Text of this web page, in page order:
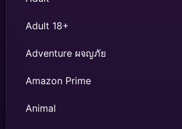
Adult 18+
Adventure ผจญภัย
Amazon Prime
Animal